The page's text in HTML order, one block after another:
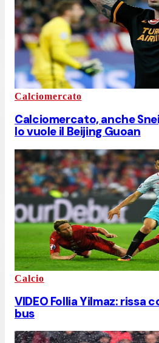
Calciomercato
Calciomercato, anche
lo vuole il Beijing Guoan
Calcio
VIDEO Follia Yilmaz: rissa
bus